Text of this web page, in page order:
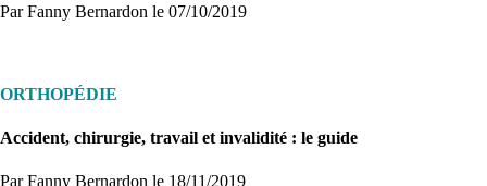
Par Fanny Bernardon le 07/10/2019
ORTHOPÉDIE
Accident, chirurgie, travail et invalidité : le guide
Par Fanny Bernardon le 18/11/2019